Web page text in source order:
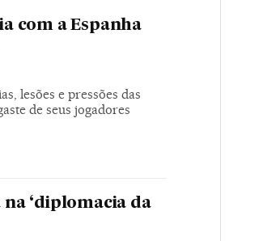
com a Espanha
lesões e pressões das
de seus jogadores
‘diplomacia da